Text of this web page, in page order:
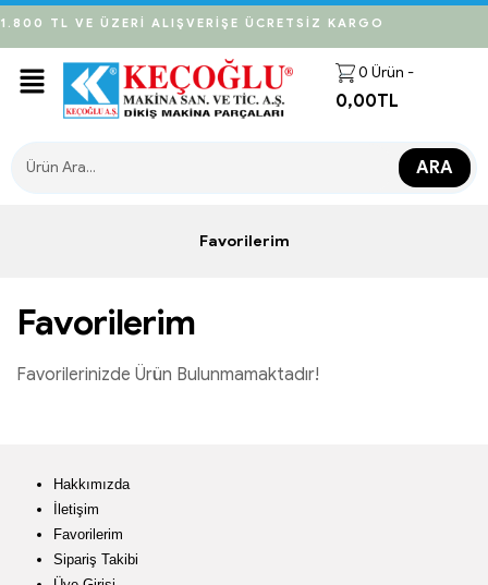
1.800 TL VE ÜZERİ ALIŞVERİŞE ÜCRETSİZ KARGO
0 Ürün -
0,00TL
ARA
Favorilerim
Favorilerim
Favorilerinizde Ürün Bulunmamaktadır!
Hakkımızda
İletişim
Favorilerim
Sipariş Takibi